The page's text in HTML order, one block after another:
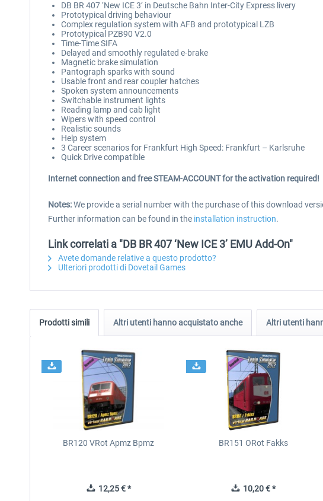
DB BR 407 ‘New ICE 3’ in Deutsche Bahn Inter-City Express livery
Prototypical driving behaviour
Complex regulation system with AFB and prototypical LZB
Prototypical PZB90 V2.0
Time-Time SIFA
Delayed and smoothly regulated e-brake
Magnetic brake simulation
Pantograph sparks with sound
Usable front and rear coupler hatches
Spoken system announcements
Switchable instrument lights
Reading lamp and cab light
Wipers with speed control
Realistic sounds
Help system
3 Career scenarios for Frankfurt High Speed: Frankfurt – Karlsruhe
Quick Drive compatible
Internet connection and free STEAM-ACCOUNT for the activation required!
Notes:We provide a serial number with the purchase of this download
Further information can be found in the installation instruction.
Link correlati a "DB BR 407 ‘New ICE 3’ EMU Add-On"
Avete domande relative a questo prodotto?
Ulteriori prodotti di Dovetail Games
Prodotti simili Altri utenti hanno acquistato anche Altri utenti
BR120 VRot Apmz Bpmz
12,25 € *
BR151 ORot Fakks
10,20 € *